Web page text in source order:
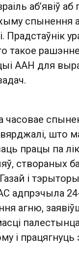
аб’явіў аб
спынення
Прадстаўнік
такое
ААН для
часовае
што
працы па
створаных
і
адпрэчыла
агню,
і